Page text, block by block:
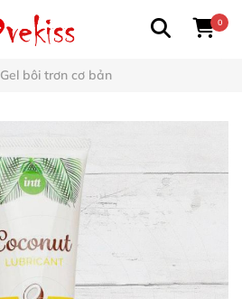
0
Gel bôi trơn cơ bản